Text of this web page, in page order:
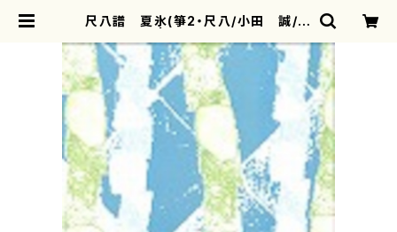
尺八譜 夏氷(箏2・尺八/小田 誠/楽